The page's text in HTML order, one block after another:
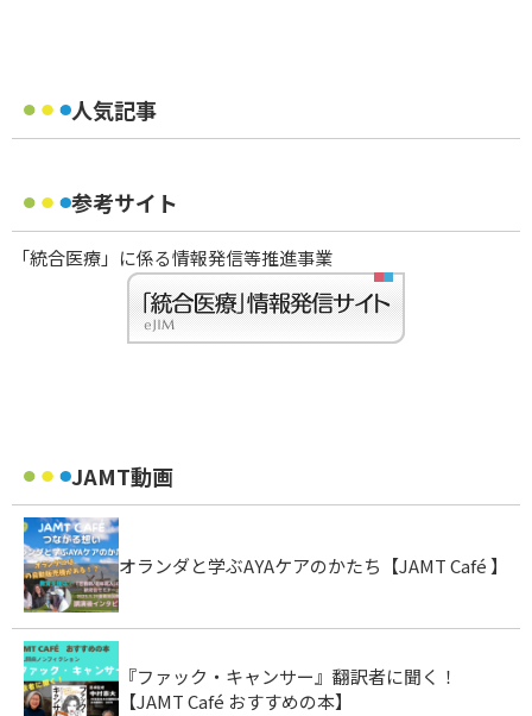
人気記事
参考サイト
「統合医療」に係る情報発信等推進事業
JAMT動画
オランダと学ぶAYAケアのかたち【JAMT Café 】
『ファック・キャンサー』翻訳者に聞く！
【JAMT Café おすすめの本】